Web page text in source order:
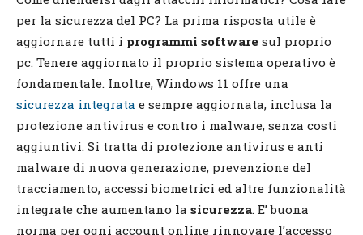
per la sicurezza del PC? La prima risposta utile è
aggiornare tutti i programmi software sul proprio
pc. Tenere aggiornato il proprio sistema operativo è
fondamentale. Inoltre, Windows 11 offre una
sicurezza integrata e sempre aggiornata, inclusa la
protezione antivirus e contro i malware, senza costi
aggiuntivi. Si tratta di protezione antivirus e anti
malware di nuova generazione, prevenzione del
tracciamento, accessi biometrici ed altre funzionalità
integrate che aumentano la sicurezza. E’ buona
norma per ogni account online rinnovare l’accesso